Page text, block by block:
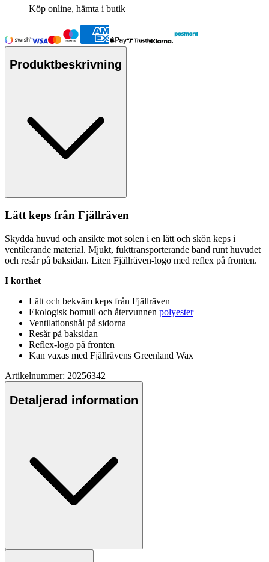
Köp online, hämta i butik
Produktbeskrivning
Lätt keps från Fjällräven
Skydda huvud och ansikte mot solen i en lätt och skön keps i
ventilerande material. Mjukt, fukttransporterande band runt huvudet
och resår på baksidan. Liten Fjällräven-logo med reflex på fronten.
I korthet
Lätt och bekväm keps från Fjällräven
Ekologisk bomull och återvunnen polyester
Ventilationshål på sidorna
Resår på baksidan
Reflex-logo på fronten
Kan vaxas med Fjällrävens Greenland Wax
Artikelnummer: 20256342
Detaljerad information